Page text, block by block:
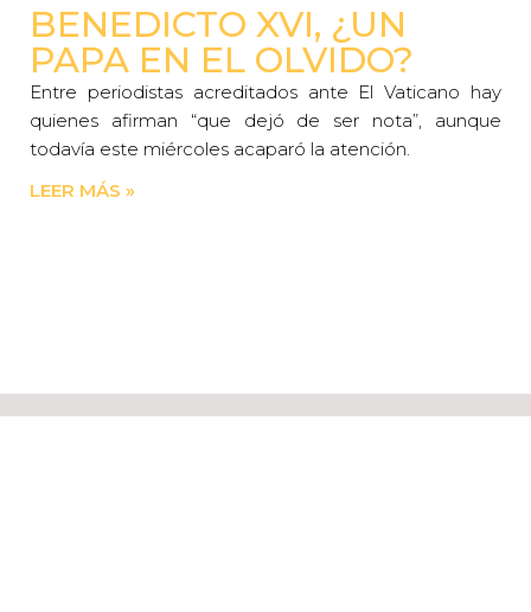
BENEDICTO XVI, ¿UN
PAPA EN EL OLVIDO?
Entre periodistas acreditados ante El Vaticano hay
quienes afirman “que dejó de ser nota”, aunque
todavía este miércoles acaparó la atención.
LEER MÁS »